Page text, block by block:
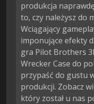
produkcja
to, czy należysz do
Wciągający
imponujące efekty
gra Pilot Brothers
Wrecker Case do
przypaść do gustu
produkcji. Zobacz
który został u nas